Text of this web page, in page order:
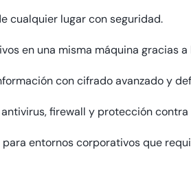
cualquier lugar con seguridad.
en una misma máquina gracias
con cifrado avanzado y
firewall y protección
para entornos corporativos que